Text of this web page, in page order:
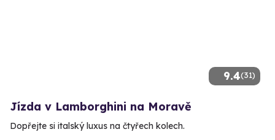
9.4(31)
Jízda v Lamborghini na Moravě
Dopřejte si italský luxus na čtyřech kolech.